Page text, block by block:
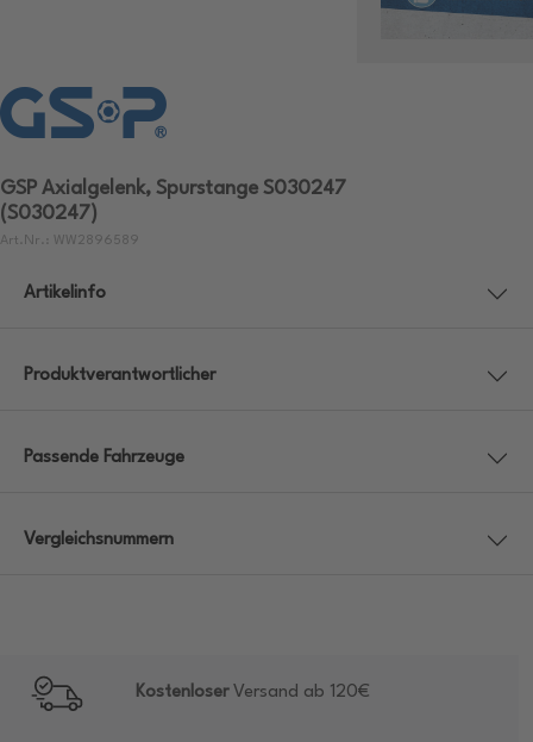
GSP Axialgelenk, Spurstange S030247
(S030247)
Art.Nr.: WW2896589
Artikelinfo
Produktverantwortlicher
Passende Fahrzeuge
Vergleichsnummern
KostenloserVersand ab 120€